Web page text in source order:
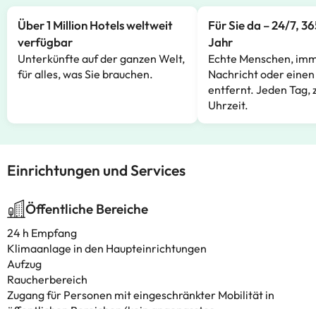
Über 1 Million Hotels weltweit
verfügbar
Unterkünfte auf der ganzen Welt,
für alles, was Sie brauchen.
Für Sie da – 24/7,
Jahr
Echte Menschen,
Nachricht oder
entfernt. Jeden Tag,
Uhrzeit.
Einrichtungen und Services
Öffentliche Bereiche
24 h Empfang
Klimaanlage in den Haupteinrichtungen
Aufzug
Raucherbereich
Zugang für Personen mit eingeschränkter Mobilität in